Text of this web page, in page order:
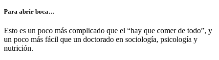
Para abrir boca…
Esto es un poco más complicado que el “hay que comer de todo”, y
un poco más fácil que un doctorado en sociología, psicología y
nutrición.